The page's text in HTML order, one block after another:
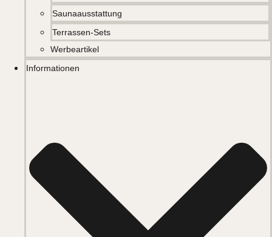
Saunaausstattung
Terrassen-Sets
Werbeartikel
Informationen